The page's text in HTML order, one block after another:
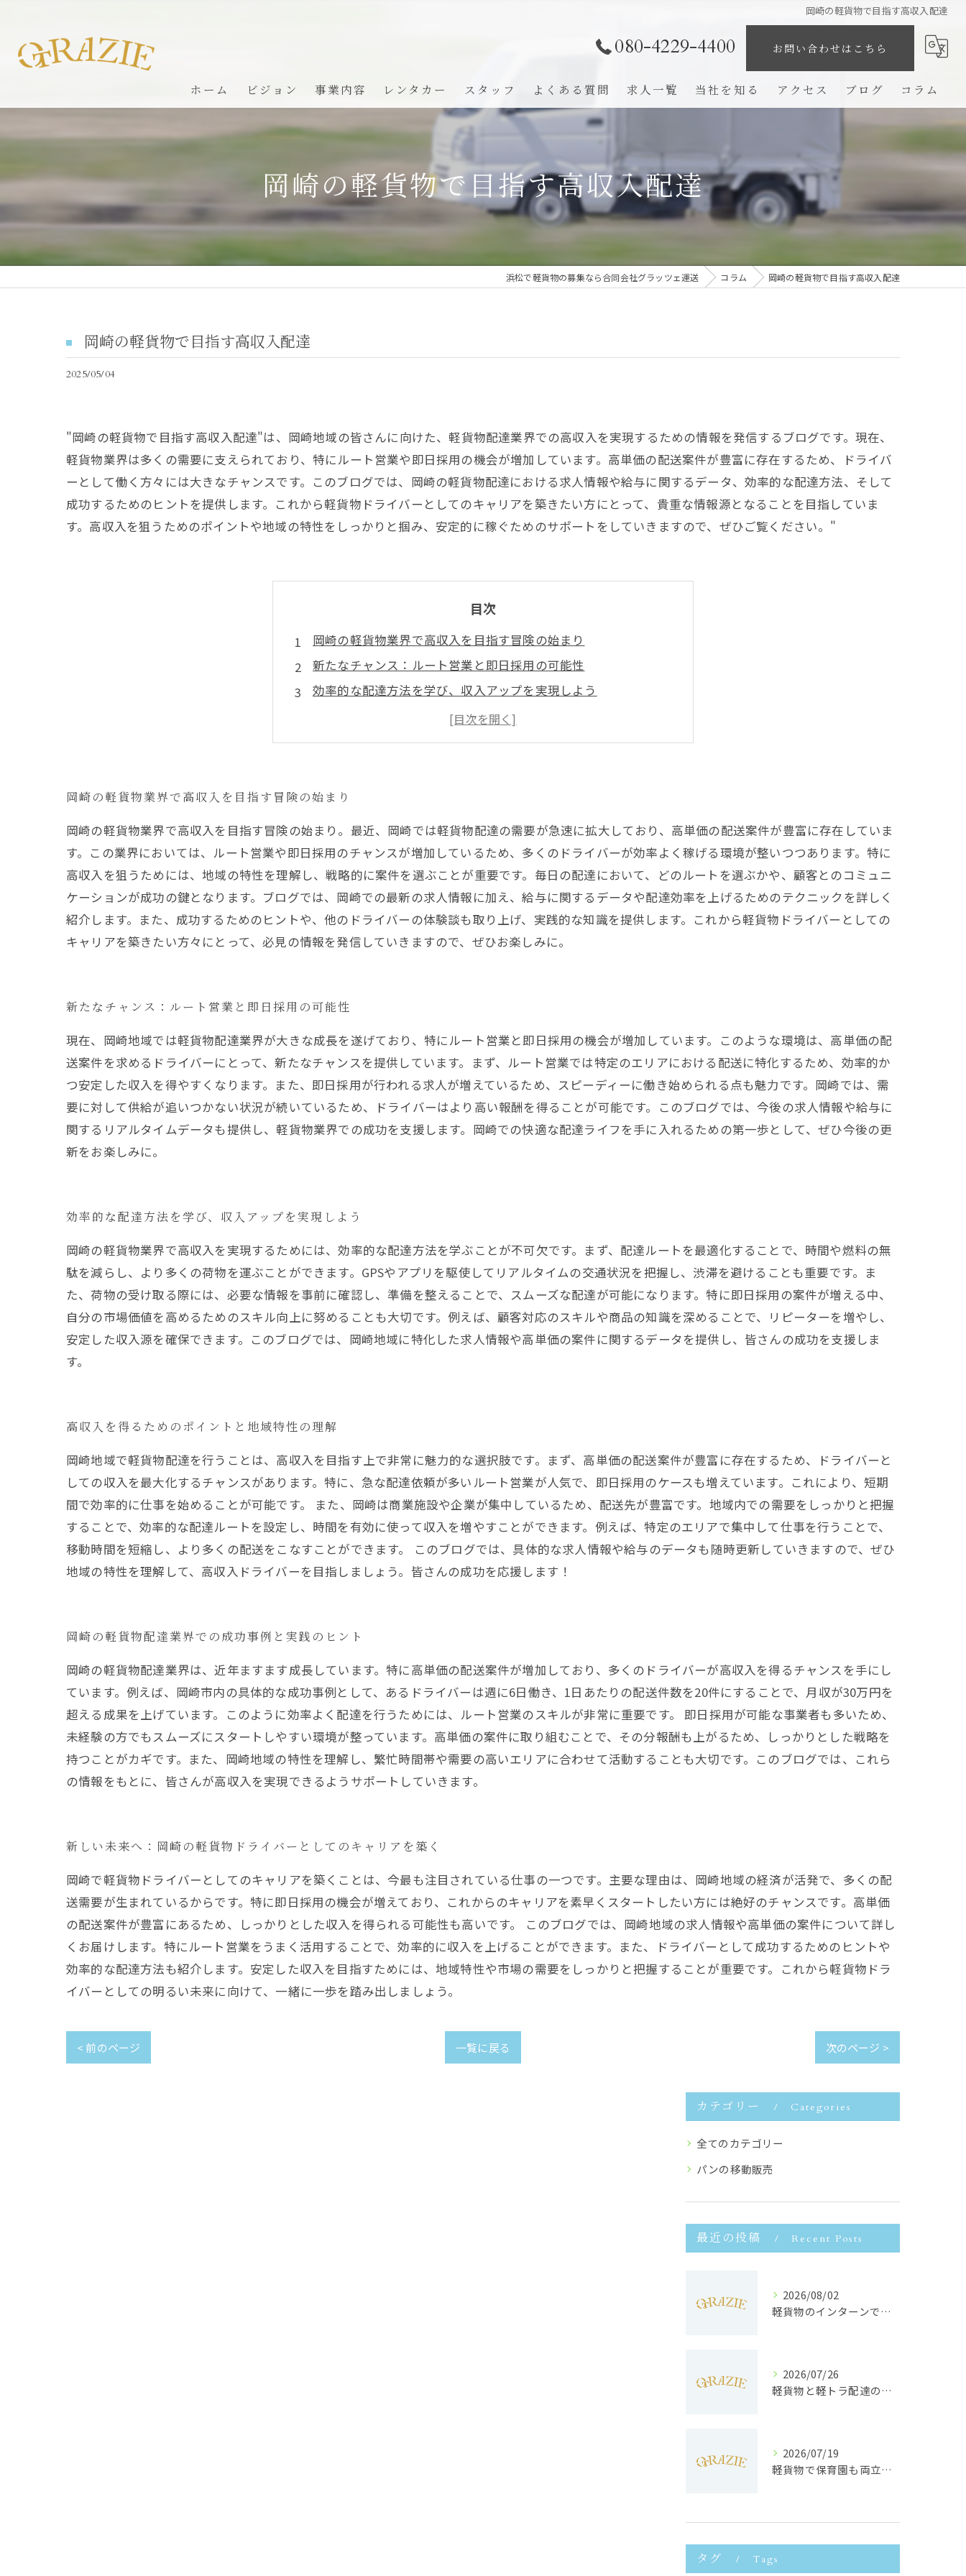
岡崎の軽貨物で目指す高収入配達
080-4229-4400 お問い合わせはこちら
ホーム ビジョン 事業内容 レンタカー スタッフ よくある質問 求人一覧 当社を知る
未経験
ドライバー
完全歩合制
アクセス ブログ コラム
岡崎の軽貨物で目指す高収入配達
浜松で軽貨物の募集なら合同会社グラッツェ運送 コラム 岡崎の軽貨物で目指す高収入配達
岡崎の軽貨物で目指す高収入配達
2025/05/04
"岡崎の軽貨物で目指す高収入配達"は、岡崎地域の皆さんに向けた、軽貨物配達業界での高収入を実現するための情報を発信するブログです。現在、
軽貨物業界は多くの需要に支えられており、特にルート営業や即日採用の機会が増加しています。高単価の配送案件が豊富に存在するため、ドライバ
ーとして働く方々には大きなチャンスです。このブログでは、岡崎の軽貨物配達における求人情報や給与に関するデータ、効率的な配達方法、そして
成功するためのヒントを提供します。これから軽貨物ドライバーとしてのキャリアを築きたい方にとって、貴重な情報源となることを目指していま
す。高収入を狙うためのポイントや地域の特性をしっかりと掴み、安定的に稼ぐためのサポートをしていきますので、ぜひご覧ください。"
目次
岡崎の軽貨物業界で高収入を目指す冒険の始まり
新たなチャンス：ルート営業と即日採用の可能性
効率的な配達方法を学び、収入アップを実現しよう
高収入を得るためのポイントと地域特性の理解
岡崎の軽貨物配達業界での成功事例と実践のヒント
岡崎の軽貨物業界で高収入を目指す冒険の始まり
岡崎の軽貨物業界で高収入を目指す冒険の始まり。最近、岡崎では軽貨物配達の需要が急速に拡大しており、高単価の配送案件が豊富に存在していま
す。この業界においては、ルート営業や即日採用のチャンスが増加しているため、多くのドライバーが効率よく稼げる環境が整いつつあります。特に
高収入を狙うためには、地域の特性を理解し、戦略的に案件を選ぶことが重要です。毎日の配達において、どのルートを選ぶかや、顧客とのコミュニ
ケーションが成功の鍵となります。ブログでは、岡崎での最新の求人情報に加え、給与に関するデータや配達効率を上げるためのテクニックを詳しく
紹介します。また、成功するためのヒントや、他のドライバーの体験談も取り上げ、実践的な知識を提供します。これから軽貨物ドライバーとしての
キャリアを築きたい方々にとって、必見の情報を発信していきますので、ぜひお楽しみに。
新たなチャンス：ルート営業と即日採用の可能性
現在、岡崎地域では軽貨物配達業界が大きな成長を遂げており、特にルート営業と即日採用の機会が増加しています。このような環境は、高単価の配
送案件を求めるドライバーにとって、新たなチャンスを提供しています。まず、ルート営業では特定のエリアにおける配送に特化するため、効率的か
つ安定した収入を得やすくなります。また、即日採用が行われる求人が増えているため、スピーディーに働き始められる点も魅力です。岡崎では、需
要に対して供給が追いつかない状況が続いているため、ドライバーはより高い報酬を得ることが可能です。このブログでは、今後の求人情報や給与に
関するリアルタイムデータも提供し、軽貨物業界での成功を支援します。岡崎での快適な配達ライフを手に入れるための第一歩として、ぜひ今後の更
新をお楽しみに。
効率的な配達方法を学び、収入アップを実現しよう
岡崎の軽貨物業界で高収入を実現するためには、効率的な配達方法を学ぶことが不可欠です。まず、配達ルートを最適化することで、時間や燃料の無
駄を減らし、より多くの荷物を運ぶことができます。GPSやアプリを駆使してリアルタイムの交通状況を把握し、渋滞を避けることも重要です。ま
た、荷物の受け取る際には、必要な情報を事前に確認し、準備を整えることで、スムーズな配達が可能になります。特に即日採用の案件が増える中、
自分の市場価値を高めるためのスキル向上に努めることも大切です。例えば、顧客対応のスキルや商品の知識を深めることで、リピーターを増やし、
安定した収入源を確保できます。このブログでは、岡崎地域に特化した求人情報や高単価の案件に関するデータを提供し、皆さんの成功を支援しま
す。
高収入を得るためのポイントと地域特性の理解
岡崎地域で軽貨物配達を行うことは、高収入を目指す上で非常に魅力的な選択肢です。まず、高単価の配送案件が豊富に存在するため、ドライバーと
しての収入を最大化するチャンスがあります。特に、急な配達依頼が多いルート営業が人気で、即日採用のケースも増えています。これにより、短期
間で効率的に仕事を始めることが可能です。 また、岡崎は商業施設や企業が集中しているため、配送先が豊富です。地域内での需要をしっかりと把握
することで、効率的な配達ルートを設定し、時間を有効に使って収入を増やすことができます。例えば、特定のエリアで集中して仕事を行うことで、
移動時間を短縮し、より多くの配送をこなすことができます。 このブログでは、具体的な求人情報や給与のデータも随時更新していきますので、ぜひ
地域の特性を理解して、高収入ドライバーを目指しましょう。皆さんの成功を応援します！
岡崎の軽貨物配達業界での成功事例と実践のヒント
岡崎の軽貨物配達業界は、近年ますます成長しています。特に高単価の配送案件が増加しており、多くのドライバーが高収入を得るチャンスを手にし
ています。例えば、岡崎市内の具体的な成功事例として、あるドライバーは週に6日働き、1日あたりの配送件数を20件にすることで、月収が30万円を
超える成果を上げています。このように効率よく配達を行うためには、ルート営業のスキルが非常に重要です。 即日採用が可能な事業者も多いため、
未経験の方でもスムーズにスタートしやすい環境が整っています。高単価の案件に取り組むことで、その分報酬も上がるため、しっかりとした戦略を
持つことがカギです。また、岡崎地域の特性を理解し、繁忙時間帯や需要の高いエリアに合わせて活動することも大切です。このブログでは、これら
の情報をもとに、皆さんが高収入を実現できるようサポートしていきます。
新しい未来へ：岡崎の軽貨物ドライバーとしてのキャリアを築く
岡崎で軽貨物ドライバーとしてのキャリアを築くことは、今最も注目されている仕事の一つです。主要な理由は、岡崎地域の経済が活発で、多くの配
送需要が生まれているからです。特に即日採用の機会が増えており、これからのキャリアを素早くスタートしたい方には絶好のチャンスです。高単価
の配送案件が豊富にあるため、しっかりとした収入を得られる可能性も高いです。 このブログでは、岡崎地域の求人情報や高単価の案件について詳し
くお届けします。特にルート営業をうまく活用することで、効率的に収入を上げることができます。また、ドライバーとして成功するためのヒントや
効率的な配達方法も紹介します。安定した収入を目指すためには、地域特性や市場の需要をしっかりと把握することが重要です。これから軽貨物ドラ
イバーとしての明るい未来に向けて、一緒に一歩を踏み出しましょう。
< 前のページ 一覧に戻る 次のページ >
カテゴリー Categories
全てのカテゴリー
パンの移動販売
最近の投稿 Recent Posts
2026/08/02
軽貨物のインターンで静岡県浜松市で未経験から収入安定と働きやすさを両立するポイント
2026/07/26
軽貨物と軽トラ配達の収益実態と独立へのステップを徹底解説
2026/07/19
軽貨物で保育園も両立静岡県浜松市で子育てと働きやすさを実現する方法
タグ Tags